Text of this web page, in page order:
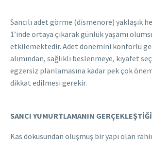
Sancılı adet görme (dismenore) yaklaşık
1’inde ortaya çıkarak günlük yaşamı
etkilemektedir. Adet dönemini konforlu
alımından, sağlıklı beslenmeye, kıyafet
egzersiz planlamasına kadar pek çok
dikkat edilmesi gerekir.
SANCI YUMURTLAMANIN
Kas dokusundan oluşmuş bir yapı olan